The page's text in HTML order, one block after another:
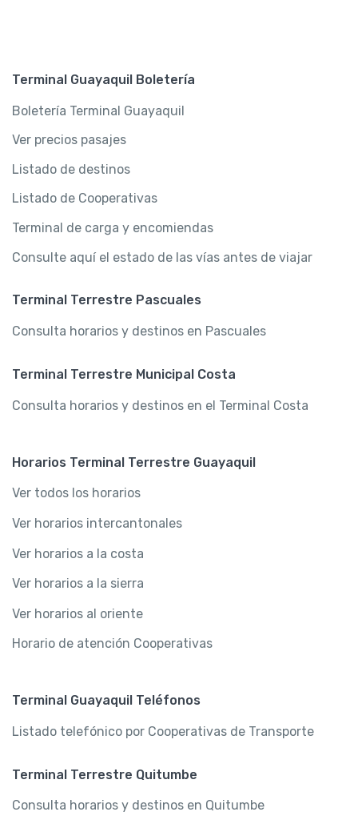
Terminal Guayaquil Boletería
Boletería Terminal Guayaquil
Ver precios pasajes
Listado de destinos
Listado de Cooperativas
Terminal de carga y encomiendas
Consulte aquí el estado de las vías antes de viajar
Terminal Terrestre Pascuales
Consulta horarios y destinos en Pascuales
Terminal Terrestre Municipal Costa
Consulta horarios y destinos en el Terminal Costa
Horarios Terminal Terrestre Guayaquil
Ver todos los horarios
Ver horarios intercantonales
Ver horarios a la costa
Ver horarios a la sierra
Ver horarios al oriente
Horario de atención Cooperativas
Terminal Guayaquil Teléfonos
Listado telefónico por Cooperativas de Transporte
Terminal Terrestre Quitumbe
Consulta horarios y destinos en Quitumbe